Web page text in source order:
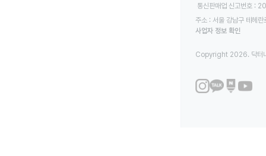
통신판매업 신고번호
주소 : 서울 강남구 테헤
사업자 정보 확인
Copyright 2026. 닥터